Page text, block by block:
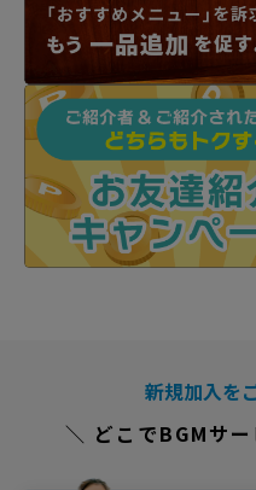
新規加入を
＼ どこでBGMサ